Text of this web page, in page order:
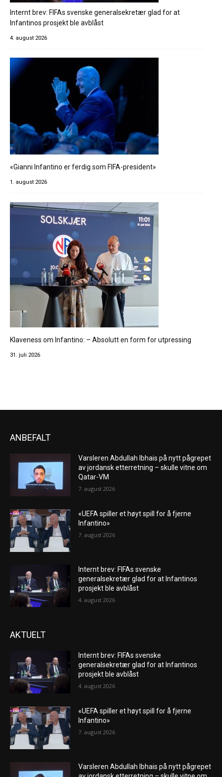
Internt brev: FIFAs svenske generalsekretær glad for at
Infantinos prosjekt ble avblåst
4. august 2026
«Gianni Infantino er ferdig som FIFA-president»
1. august 2026
Klaveness om Infantino: – Absolutt en form for utpressing
31. juli 2026
ANBEFALT
Varsleren Abdullah Ibhais på nytt pågrepet
av jordansk etterretning – skulle vitne om
Qatar-VM
7. august 2026
«UEFA spiller et høyt spill for å fjerne
Infantino»
7. august 2026
Internt brev: FIFAs svenske
generalsekretær glad for at Infantinos
prosjekt ble avblåst
4. august 2026
AKTUELT
Internt brev: FIFAs svenske
generalsekretær glad for at Infantinos
prosjekt ble avblåst
4. august 2026
«UEFA spiller et høyt spill for å fjerne
Infantino»
7. august 2026
Varsleren Abdullah Ibhais på nytt pågrepet